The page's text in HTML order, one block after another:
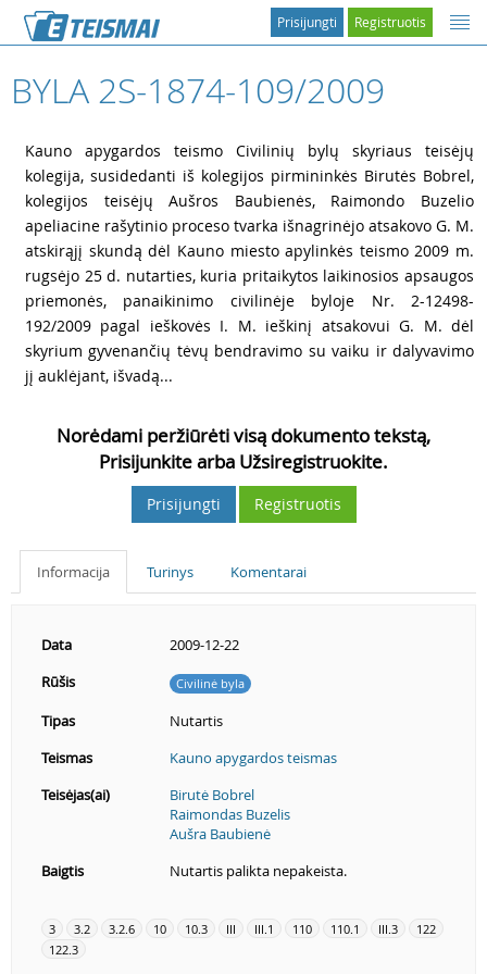
Registruotis
Prisijungti
BYLA 2S-1874-109/2009
Kauno apygardos teismo Civilinių bylų skyriaus teisėjų
kolegija, susidedanti iš kolegijos pirmininkės Birutės Bobrel,
kolegijos teisėjų Aušros Baubienės, Raimondo Buzelio
apeliacine rašytinio proceso tvarka išnagrinėjo atsakovo G. M.
atskirąjį skundą dėl Kauno miesto apylinkės teismo 2009 m.
rugsėjo 25 d. nutarties, kuria pritaikytos laikinosios apsaugos
priemonės, panaikinimo civilinėje byloje Nr. 2-12498-
192/2009 pagal ieškovės I. M. ieškinį atsakovui G. M. dėl
skyrium gyvenančių tėvų bendravimo su vaiku ir dalyvavimo
jį auklėjant, išvadą...
Norėdami peržiūrėti visą dokumento tekstą,
Prisijunkite arba Užsiregistruokite.
Prisijungti Registruotis
Informacija Turinys Komentarai
Data
2009-12-22
Rūšis
Civilinė byla
Tipas
Nutartis
Teismas
Kauno apygardos teismas
Teisėjas(ai)
Birutė Bobrel
Raimondas Buzelis
Aušra Baubienė
Baigtis
Nutartis palikta nepakeista.
3 3.2 3.2.6 10 10.3 III III.1 110 110.1 III.3
122
122.3